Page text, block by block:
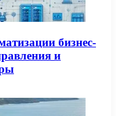
бизнес-
и